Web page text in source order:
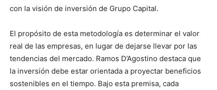
con la visión de inversión de Grupo Capital.
El propósito de esta metodología es determinar el valor
real de las empresas, en lugar de dejarse llevar por las
tendencias del mercado. Ramos D’Agostino destaca que
la inversión debe estar orientada a proyectar beneficios
sostenibles en el tiempo. Bajo esta premisa, cada